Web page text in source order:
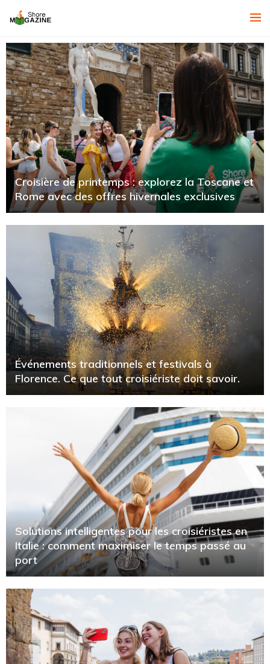
Croisière de printemps : explorez la Toscane et
Rome avec des offres hivernales exclusives
Événements traditionnels et festivals à
Florence. Ce que tout croisiériste doit savoir.
Solutions intelligentes pour les croisiéristes en
Italie : comment maximiser le temps passé au
port